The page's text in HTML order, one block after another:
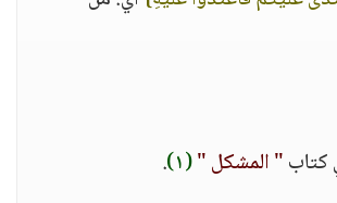
كتاب" المشكل "(١) .